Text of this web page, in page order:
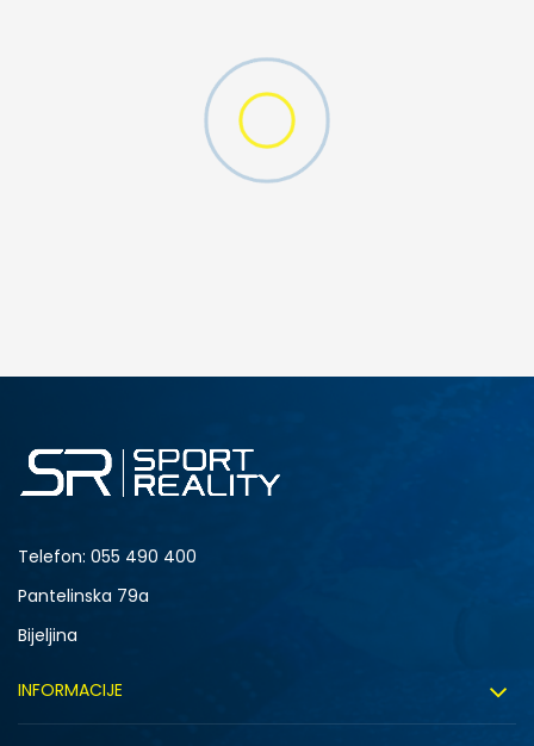
Telefon: 055 490 400
Pantelinska 79a
Bijeljina
INFORMACIJE